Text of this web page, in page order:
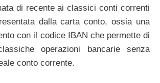
di recente ai classici conti correnti
dalla carta conto, ossia una
con il codice IBAN che permette di
operazioni bancarie senza
conto corrente.